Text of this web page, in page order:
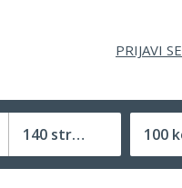
PRIJAVI SE
140 strani